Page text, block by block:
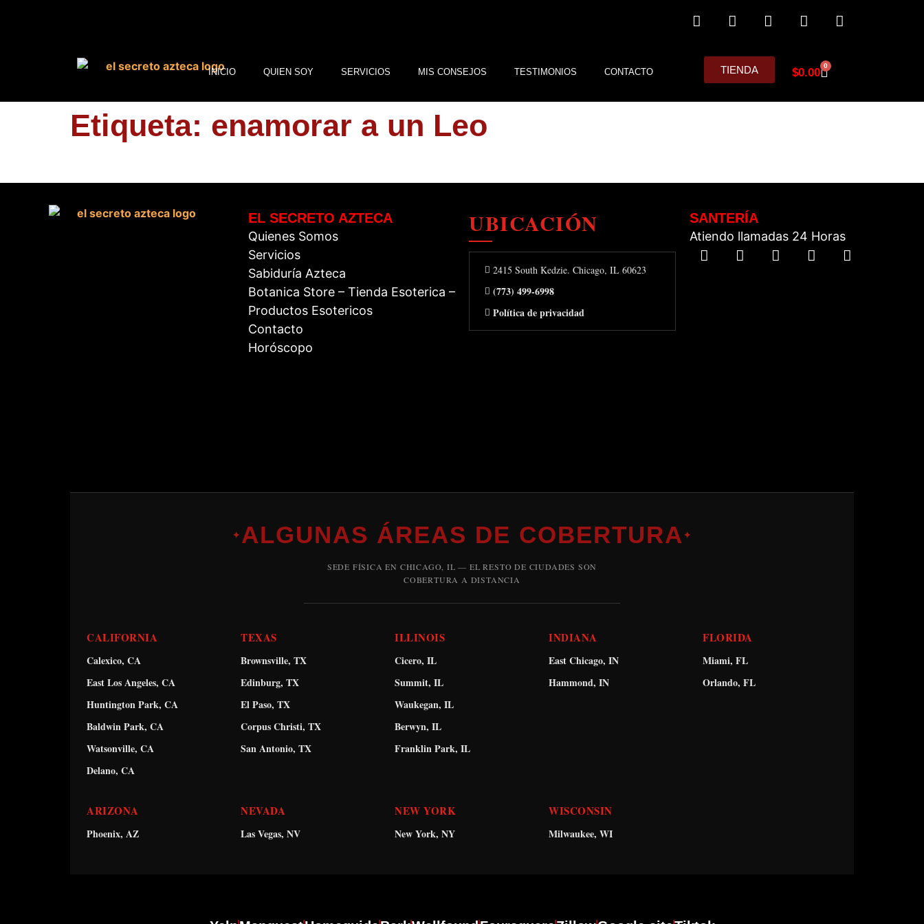
INICIO QUIEN SOY SERVICIOS MIS CONSEJOS TESTIMONIOS CONTACTO TIENDA $0.00 0
Etiqueta: enamorar a un Leo
EL SECRETO AZTECA
Quienes Somos
Servicios
Sabiduría Azteca
Botanica Store – Tienda Esoterica –
Productos Esotericos
Contacto
Horóscopo
UBICACIÓN
2415 South Kedzie. Chicago, IL 60623
(773) 499-6998
Política de privacidad
SANTERÍA
Atiendo llamadas 24 Horas
✦ ALGUNAS ÁREAS DE COBERTURA ✦
SEDE FÍSICA EN CHICAGO, IL — EL RESTO DE CIUDADES SON
COBERTURA A DISTANCIA
CALIFORNIA
Calexico, CA
East Los Angeles, CA
Huntington Park, CA
Baldwin Park, CA
Watsonville, CA
Delano, CA
TEXAS
Brownsville, TX
Edinburg, TX
El Paso, TX
Corpus Christi, TX
San Antonio, TX
ILLINOIS
Cicero, IL
Summit, IL
Waukegan, IL
Berwyn, IL
Franklin Park, IL
INDIANA
East Chicago, IN
Hammond, IN
FLORIDA
Miami, FL
Orlando, FL
ARIZONA
Phoenix, AZ
NEVADA
Las Vegas, NV
NEW YORK
New York, NY
WISCONSIN
Milwaukee, WI